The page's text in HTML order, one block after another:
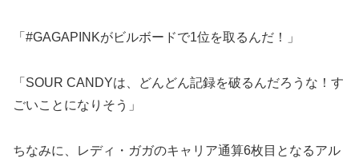
「#GAGAPINKがビルボードで1位を取るんだ！」
「SOUR CANDYは、どんどん記録を破るんだろうな！す
ごいことになりそう」
ちなみに、レディ・ガガのキャリア通算6枚目となるアル